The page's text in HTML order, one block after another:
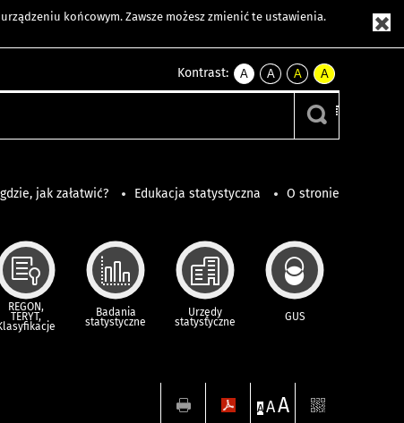
końcowym. Zawsze możesz zmienić te ustawienia.
Kontrast:
A
kontrast
A
kontrast
czarnym
A
kontrast
żółty
tekst
czarnym
A
kontrast
czarny
tekst
żółtym
jak załatwić? Edukacja statystyczna O stronie
REGON,
TERYT, Badania
statystyczne
Urzędy
statystyczne GUS
A AA